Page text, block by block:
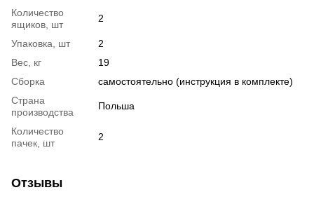
Количество
ящиков, шт
2
Упаковка, шт
2
Вес, кг
19
Сборка
самостоятельно (инструкция в комплекте)
Страна
производства
Польша
Количество
пачек, шт
2
Отзывы